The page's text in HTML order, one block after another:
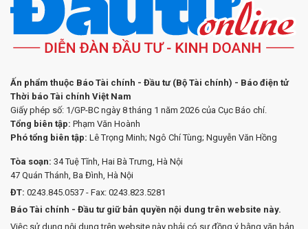
Ấn phẩm thuộc Báo Tài chính - Đầu tư (Bộ Tài chính) - Báo điện tử
Thời báo Tài chính Việt Nam
Giấy phép số: 1/GP-BC ngày 8 tháng 1 năm 2026 của Cục Báo chí.
Tổng biên tập: Phạm Văn Hoành
Phó tổng biên tập: Lê Trọng Minh; Ngô Chí Tùng; Nguyễn Văn Hồng
Tòa soạn: 34 Tuệ Tĩnh, Hai Bà Trưng, Hà Nội
47 Quán Thánh, Ba Đình, Hà Nội
ĐT: 0243.845.0537 - Fax: 0243.823.5281
Báo Tài chính - Đầu tư giữ bản quyền nội dung trên website này.
Việc sử dụng nội dung trên website này phải có sự đồng ý bằng văn bản